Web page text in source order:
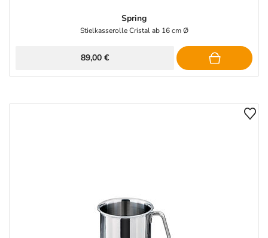
Spring
Stielkasserolle Cristal ab 16 cm Ø
89,00 €